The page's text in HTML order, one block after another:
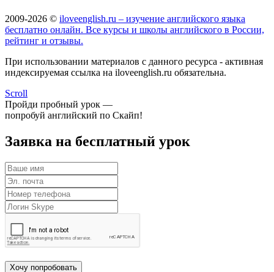
2009-2026 © iloveenglish.ru – изучение английского языка
бесплатно онлайн. Все курсы и школы английского в России,
рейтинг и отзывы.
При использовании материалов с данного ресурса - активная
индексируемая ссылка на iloveenglish.ru обязательна.
Scroll
Пройди пробный урок —
попробуй английский по Скайп!
Заявка на бесплатный урок